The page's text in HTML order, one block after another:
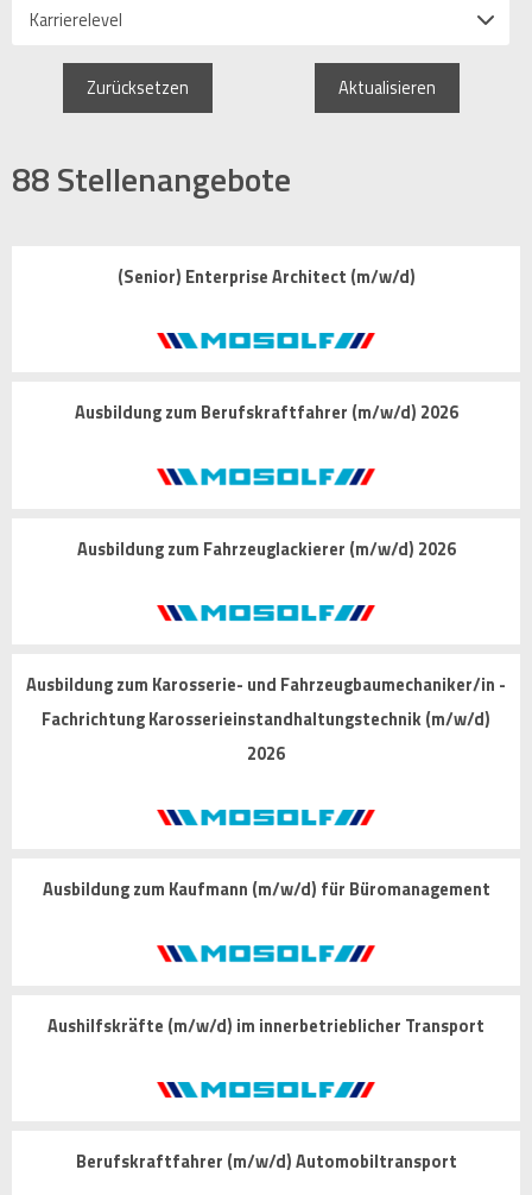
Karrierelevel
Zurücksetzen Aktualisieren
88Stellenangebote
(Senior) Enterprise Architect (m/w/d)
Ausbildung zum Berufskraftfahrer (m/w/d) 2026
Ausbildung zum Fahrzeuglackierer (m/w/d) 2026
Ausbildung zum Karosserie- und Fahrzeugbaumechaniker/in -
Fachrichtung Karosserieinstandhaltungstechnik (m/w/d)
2026
Ausbildung zum Kaufmann (m/w/d) für Büromanagement
Aushilfskräfte (m/w/d) im innerbetrieblicher Transport
Berufskraftfahrer (m/w/d) Automobiltransport